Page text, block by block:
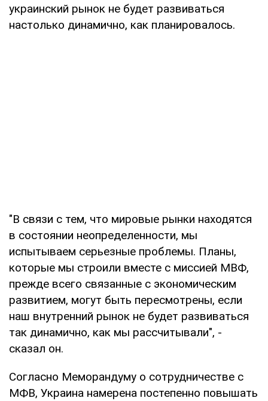
украинский рынок не будет развиваться
настолько динамично, как планировалось.
"В связи с тем, что мировые рынки находятся
в состоянии неопределенности, мы
испытываем серьезные проблемы. Планы,
которые мы строили вместе с миссией МВФ,
прежде всего связанные с экономическим
развитием, могут быть пересмотрены, если
наш внутренний рынок не будет развиваться
так динамично, как мы рассчитывали", -
сказал он.
Согласно Меморандуму о сотрудничестве с
МФВ, Украина намерена постепенно повышать